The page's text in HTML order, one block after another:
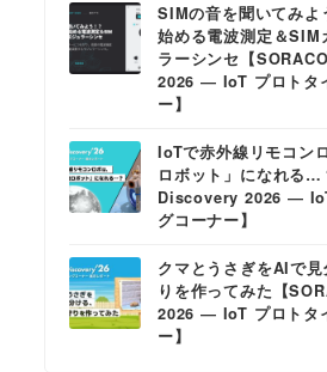
SIMの音を聞いてみ
始める電波測定＆SIM
ラーシンセ【
2026 ― IoT プロトタ
ー】
IoTで赤外線リモコン
ロボット」になれる…
Discovery 2026 ―
グコーナー】
クマとうさぎをAIで
りを作ってみた【
2026 ― IoT プロトタ
ー】